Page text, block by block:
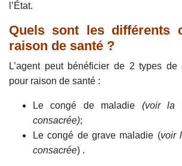
l’État.
Quels sont les différents
raison de santé ?
L’agent peut bénéficier de 2 types de
pour raison de santé :
Le congé de maladie (voir la
consacrée);
Le congé de grave maladie (voir
consacrée) .